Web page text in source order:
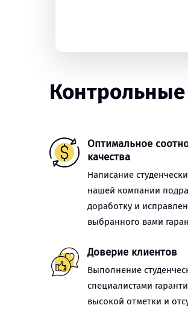
Контрольные
Оптимальное
качества
Написание
нашей компании
доработку и
выбранного вами
Доверие клиентов
Выполнение
специалистами
высокой отметки и